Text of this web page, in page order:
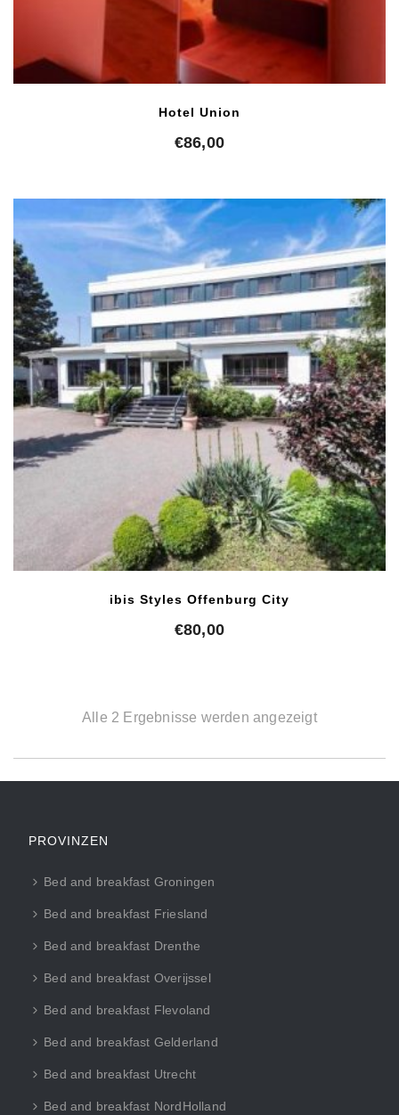
Hotel Union
€86,00
ibis Styles Offenburg City
€80,00
Alle 2 Ergebnisse werden angezeigt
PROVINZEN
Bed and breakfast Groningen
Bed and breakfast Friesland
Bed and breakfast Drenthe
Bed and breakfast Overijssel
Bed and breakfast Flevoland
Bed and breakfast Gelderland
Bed and breakfast Utrecht
Bed and breakfast NordHolland